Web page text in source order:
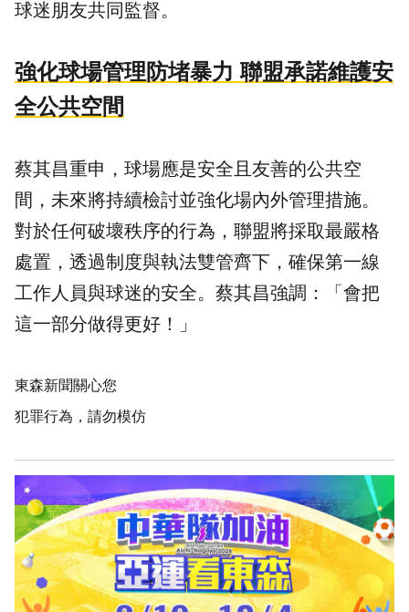
球迷朋友共同監督。
強化球場管理防堵暴力 聯盟承諾維護安
全公共空間
蔡其昌重申，球場應是安全且友善的公共空
間，未來將持續檢討並強化場內外管理措施。
對於任何破壞秩序的行為，聯盟將採取最嚴格
處置，透過制度與執法雙管齊下，確保第一線
工作人員與球迷的安全。蔡其昌強調：「會把
這一部分做得更好！」
東森新聞關心您
犯罪行為，請勿模仿